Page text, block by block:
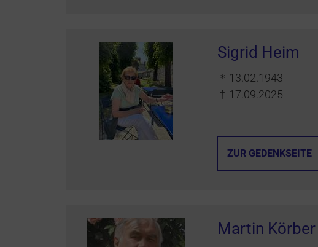
Sigrid Heim
＊ 13.02.1943
† 17.09.2025
ZUR GEDENKSEITE
Martin Körber